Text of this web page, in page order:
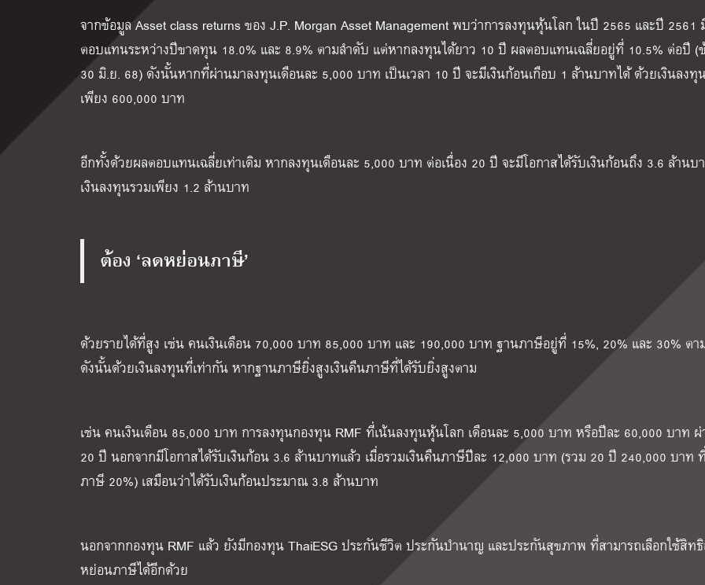
จากข้อมูล Asset class returns ของ J.P. Morgan Asset Management พบว่าการลงทุนหุ้นโลก ในปี 2565 และปี 2561
ตอบแทนระหว่างปีขาดทุน 18.0% และ 8.9% ตามลำดับ แต่หากลงทุนได้ยาว 10 ปี ผลตอบแทนเฉลี่ยอยู่ที่ 10.5% ต่อปี
30 มิ.ย. 68) ดังนั้นหากที่ผ่านมาลงทุนเดือนละ 5,000 บาท เป็นเวลา 10 ปี จะมีเงินก้อนเกือบ 1 ล้านบาทได้ ด้วยเงินลงทุ
เพียง 600,000 บาท
อีกทั้งด้วยผลตอบแทนเฉลี่ยเท่าเดิม หากลงทุนเดือนละ 5,000 บาท ต่อเนื่อง 20 ปี จะมีโอกาสได้รับเงินก้อนถึง 3.6 ล้าน
เงินลงทุนรวมเพียง 1.2 ล้านบาท
ต้อง ‘ลดหย่อนภาษี’
ด้วยรายได้ที่สูง เช่น คนเงินเดือน 70,000 บาท 85,000 บาท และ 190,000 บาท ฐานภาษีอยู่ที่ 15%, 20% และ 30% ต
ดังนั้นด้วยเงินลงทุนที่เท่ากัน หากฐานภาษียิ่งสูงเงินคืนภาษีที่ได้รับยิ่งสูงตาม
เช่น คนเงินเดือน 85,000 บาท การลงทุนกองทุน RMF ที่เน้นลงทุนหุ้นโลก เดือนละ 5,000 บาท หรือปีละ 60,000 บาท
20 ปี นอกจากมีโอกาสได้รับเงินก้อน 3.6 ล้านบาทแล้ว เมื่อรวมเงินคืนภาษีปีละ 12,000 บาท (รวม 20 ปี 240,000 บาท
ภาษี 20%) เสมือนว่าได้รับเงินก้อนประมาณ 3.8 ล้านบาท
นอกจากกองทุน RMF แล้ว ยังมีกองทุน ThaiESG ประกันชีวิต ประกันบำนาญ และประกันสุขภาพ ที่สามารถเลือกใช้สิท
หย่อนภาษีได้อีกด้วย